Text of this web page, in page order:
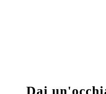
Dai